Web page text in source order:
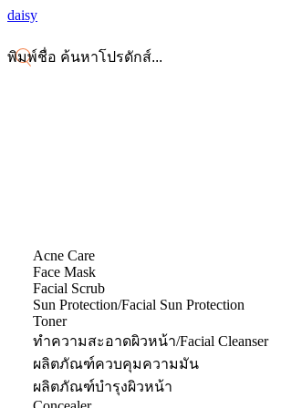
daisy
Acne Care
Face Mask
Facial Scrub
Sun Protection/Facial Sun Protection
Toner
ทำความสะอาดผิวหน้า/Facial Cleanser
ผลิตภัณฑ์ควบคุมความมัน
ผลิตภัณฑ์บำรุงผิวหน้า